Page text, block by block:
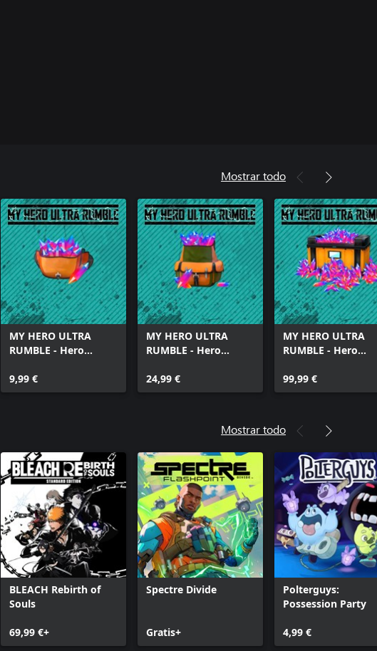
Mostrar todo
MY HERO ULTRA
RUMBLE - Hero
crystals)
9,99 €
MY HERO ULTRA
RUMBLE - Hero
(13,000 crystals)
24,99 €
MY HERO ULTRA
RUMBLE - Hero
(61,000 crystals)
99,99 €
Mostrar todo
BLEACH Rebirth of
Souls
69,99 €+
Spectre Divide
Gratis+
Polterguys:
Possession Party
4,99 €